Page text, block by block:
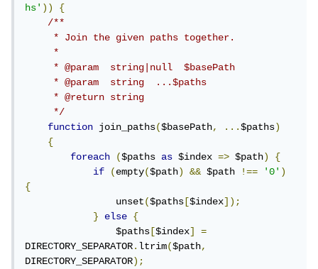
hs'))
{
/**
     * Join the given paths together.
     *
     * @param  string|null  $basePath
     * @param  string  ...$paths
     * @return string
     */
function join_paths($basePath, ...$paths)
{
foreach
($paths as $index => $path)
{
if
(empty($path) && $path !== '0')
{
                unset
($paths [$index]);
}
else
{
                $paths
[$index]
=
DIRECTORY_SEPARATOR.ltrim($path,
DIRECTORY_SEPARATOR);